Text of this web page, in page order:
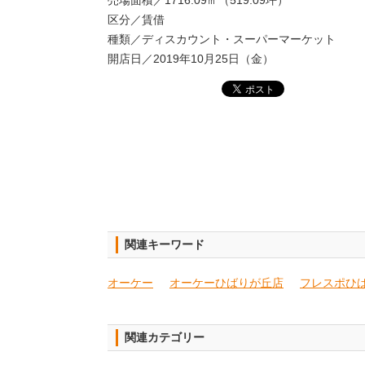
区分／賃借
種類／ディスカウント・スーパーマーケット
開店日／2019年10月25日（金）
関連キーワード
オーケー オーケーひばりが丘店 フレスポひ
関連カテゴリー